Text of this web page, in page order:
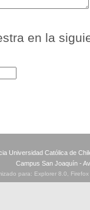
en la
Universidad Católica de
Campus San Joaquín -
para: Explorer 8.0,